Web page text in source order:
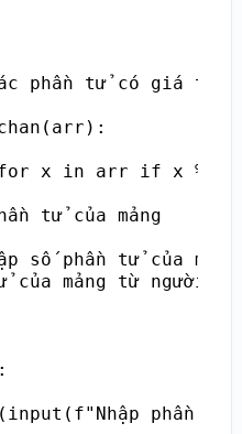
phần tử có giá trị
x in arr if x % 2
tử của mảng
số phần tử của
của mảng từ người
phần tử